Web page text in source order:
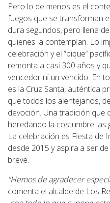
Pero lo de menos es el
fuegos que se transforman
dura segundos, pero llena
quienes la contemplan. Lo
celebración y el “pique”
remonta a casi 300 años y
vencedor ni un vencido. En
es la Cruz Santa, auténtica
que todos los alentejanos,
devoción. Una tradición que
heredando la costumbre las
La celebración es Fiesta de
desde 2015 y aspira a ser
breve.
“Hemos de agradecer
comenta el alcalde de Los